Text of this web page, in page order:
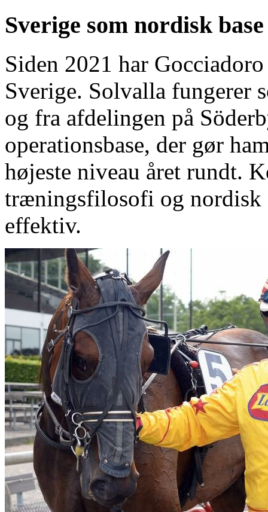
Sverige som nordisk base
Siden 2021 har
Sverige. Solvalla fungerer
og fra afdelingen på
operationsbase, der gør
højeste niveau året rundt.
træningsfilosofi og nordisk
effektiv.